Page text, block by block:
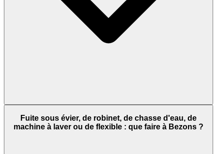
Fuite sous évier, de robinet, de chasse d'eau, de
machine à laver ou de flexible : que faire à Bezons ?